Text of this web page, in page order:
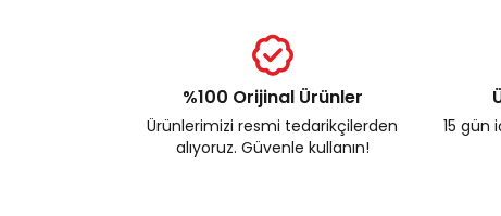
%100 Orijinal Ürünler
Ürünlerimizi resmi tedarikçilerden
alıyoruz. Güvenle kullanın!
15 gün